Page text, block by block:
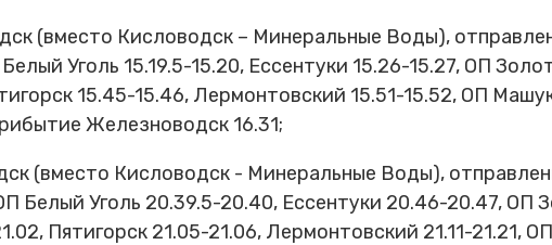
(вместо Кисловодск – Минеральные Воды),
Уголь 15.19.5-15.20, Ессентуки 15.26-15.27, ОП
15.45-15.46, Лермонтовский 15.51-15.52, ОП
Железноводск 16.31;
(вместо Кисловодск - Минеральные Воды),
Белый Уголь 20.39.5-20.40, Ессентуки 20.46-20.47, ОП
Пятигорск 21.05-21.06, Лермонтовский 21.11-21.21,